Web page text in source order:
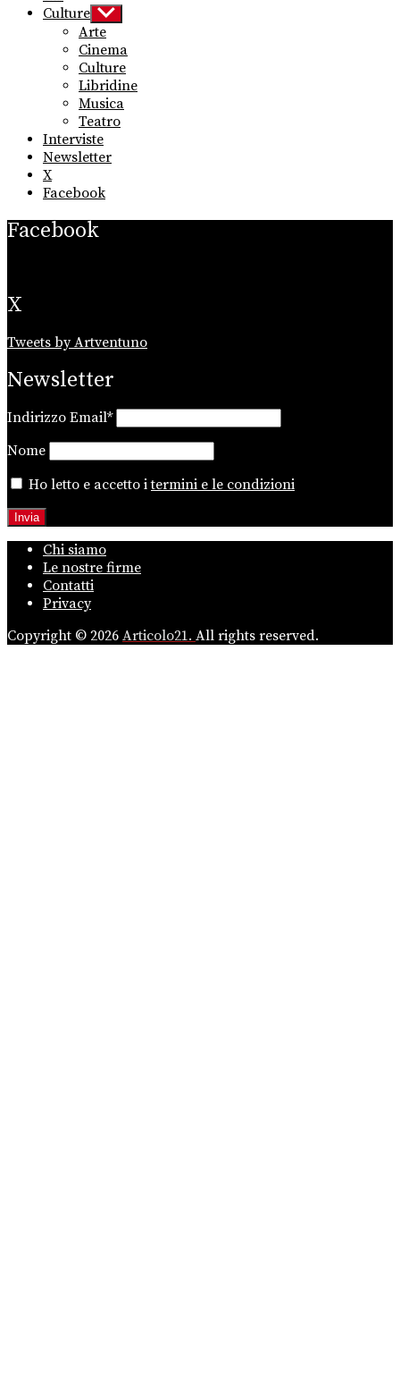
Culture Show
sub
menu
Arte
Cinema
Culture
Libridine
Musica
Teatro
Interviste
Newsletter
X
Facebook
Facebook
X
Tweets by Artventuno
Newsletter
Indirizzo Email*
Nome
Ho letto e accetto itermini e le condizioni
Chi siamo
Le nostre firme
Contatti
Privacy
Copyright © 2026 Articolo21. All rights reserved.